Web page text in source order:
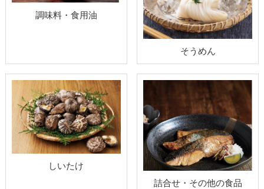
調味料・食用油
そうめん
しいたけ
詰合せ・その他の食品